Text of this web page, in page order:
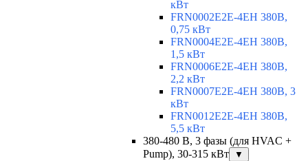
кВт
FRN0002E2E-4EH 380В,
0,75 кВт
FRN0004E2E-4EH 380В,
1,5 кВт
FRN0006E2E-4EH 380В,
2,2 кВт
FRN0007E2E-4EH 380В, 3
кВт
FRN0012E2E-4EH 380В,
5,5 кВт
380-480 В, 3 фазы (для HVAC +
Pump), 30-315 кВт
▼